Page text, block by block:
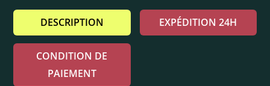
DESCRIPTION EXPÉDITION 24H
CONDITION DE
PAIEMENT